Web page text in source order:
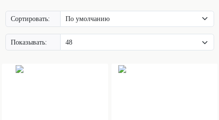
Сортировать:
Показывать: